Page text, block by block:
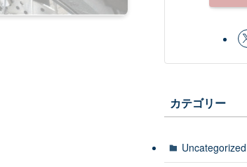
カテゴリー
Uncategorized